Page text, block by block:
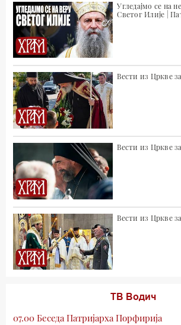
Угледајмо се на
Светог Илије |
Вести из Цркве
Вести из Цркве
Вести из Цркве
ТВ Водич
07.00 Беседа Патријарха Порфирија